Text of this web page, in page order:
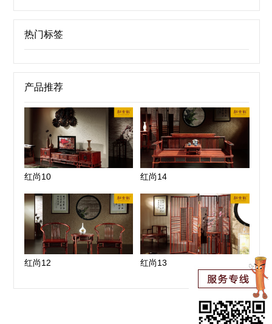
热门标签
产品推荐
红尚10 红尚14
红尚12 红尚13